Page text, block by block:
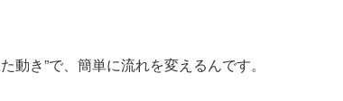
動き”で、簡単に流れを変えるんです。